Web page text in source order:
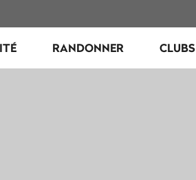
RANDONNER CLUBS